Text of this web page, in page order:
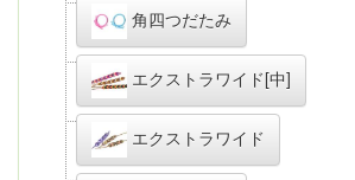
角四つだたみ
エクストラワイド[中]
エクストラワイド